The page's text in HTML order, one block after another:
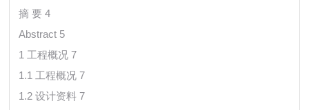
摘 要 4
Abstract 5
1 工程概况 7
1.1 工程概况 7
1.2 设计资料 7